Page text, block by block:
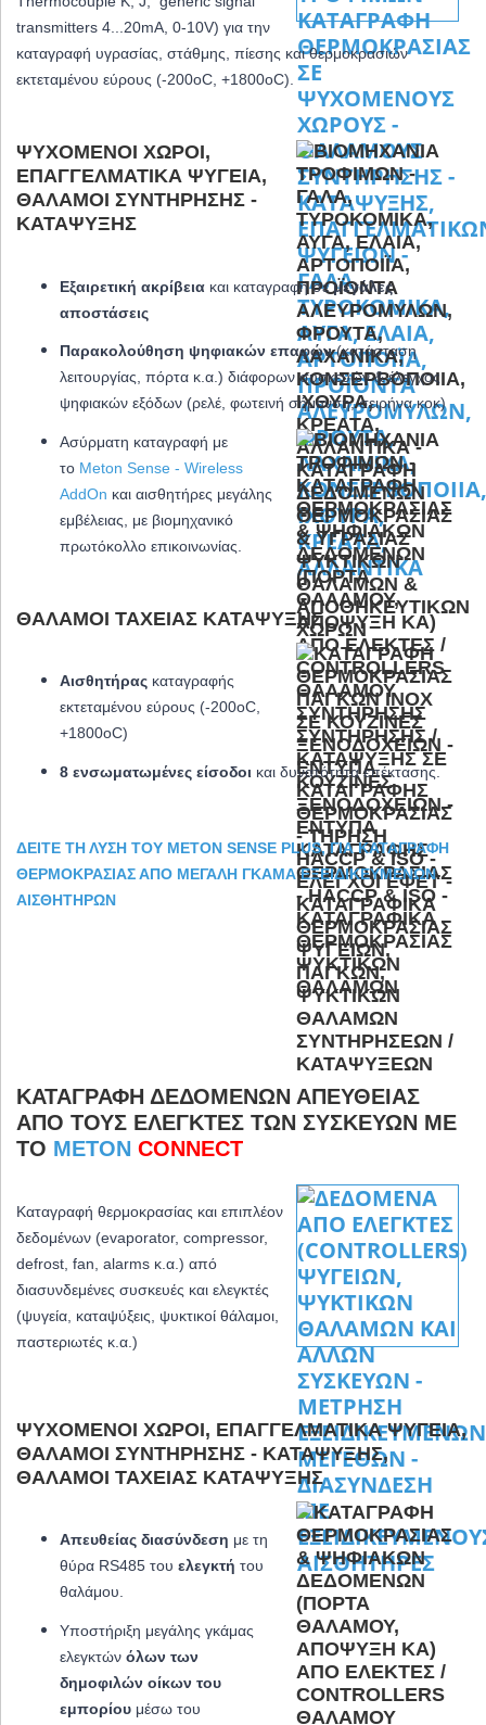
transmitters 4...20mA, 0-10V) για την
καταγραφή υγρασίας, στάθμης, πίεσης και θερμοκρασιών
εκτεταμένου εύρους (-200oC, +1800oC).
ΨΥΧΌΜΕΝΟΙ ΧΏΡΟΙ,
ΕΠΑΓΓΕΛΜΑΤΙΚΆ ΨΥΓΕΊΑ,
ΘΆΛΑΜΟΙ ΣΥΝΤΉΡΗΣΗΣ -
ΚΑΤΆΨΥΞΗΣ
Εξαιρετική ακρίβεια και καταγραφή σεμεγάλες
αποστάσεις
Παρακολούθηση ψηφιακών επαφών(κατάσταση
λειτουργίας, πόρτα κ.α.) διάφορων συσκευών & έλεγχος
ψηφιακών εξόδων (ρελέ, φωτεινή σήμανση, σειρήνα κοκ)
Ασύρματη καταγραφή με
το Meton Sense - Wireless
AddOn και αισθητήρες μεγάλης
εμβέλειας, με βιομηχανικό
πρωτόκολλο επικοινωνίας.
ΘΆΛΑΜΟΙ ΤΑΧΕΊΑΣ ΚΑΤΆΨΥΞΗΣ
Αισθητήρας καταγραφής
εκτεταμένου εύρους (-200oC,
+1800oC)
8 ενσωματωμένες είσοδοι και δυνατότητα επέκτασης.
ΔΕΊΤΕ ΤΗ ΛΎΣΗ ΤΟΥ METON SENSE PLUS, ΓΙΑ ΚΑΤΑΓΡΑΦΉ
ΘΕΡΜΟΚΡΑΣΊΑΣ ΑΠΌ ΜΕΓΆΛΗ ΓΚΆΜΑ ΕΞΕΙΔΙΚΕΥΜΈΝΩΝ
ΑΙΣΘΗΤΉΡΩΝ
ΚΑΤΑΓΡΑΦΉ ΔΕΔΟΜΈΝΩΝ ΑΠΕΥΘΕΊΑΣ
ΑΠΌ ΤΟΥΣ ΕΛΕΓΚΤΈΣ ΤΩΝ ΣΥΣΚΕΥΏΝ ΜΕ
ΤΟ METON CONNECT
Καταγραφή θερμοκρασίας και επιπλέον
δεδομένων (evaporator, compressor,
defrost, fan, alarms κ.α.) από
διασυνδεμένες συσκευές και ελεγκτές
(ψυγεία, καταψύξεις, ψυκτικοί θάλαμοι,
παστεριωτές κ.α.)
ΨΥΧΌΜΕΝΟΙ ΧΏΡΟΙ, ΕΠΑΓΓΕΛΜΑΤΙΚΆ ΨΥΓΕΊΑ,
ΘΆΛΑΜΟΙ ΣΥΝΤΉΡΗΣΗΣ - ΚΑΤΆΨΥΞΗΣ,
ΘΆΛΑΜΟΙ ΤΑΧΕΊΑΣ ΚΑΤΆΨΥΞΗΣ
Απευθείας διασύνδεση με τη
θύρα RS485 του ελεγκτή του
θαλάμου.
Υποστήριξη μεγάλης γκάμας
ελεγκτών όλων των
δημοφιλών οίκων του
εμπορίου μέσω του